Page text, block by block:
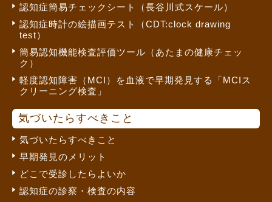
認知症簡易チェックシート（長谷川式スケール）
認知症時計の絵描画テスト（CDT:clock drawing
test）
簡易認知機能検査評価ツール（あたまの健康チェッ
ク）
軽度認知障害（MCI）を血液で早期発見する「MCIス
クリーニング検査」
気づいたらすべきこと
気づいたらすべきこと
早期発見のメリット
どこで受診したらよいか
認知症の診察・検査の内容